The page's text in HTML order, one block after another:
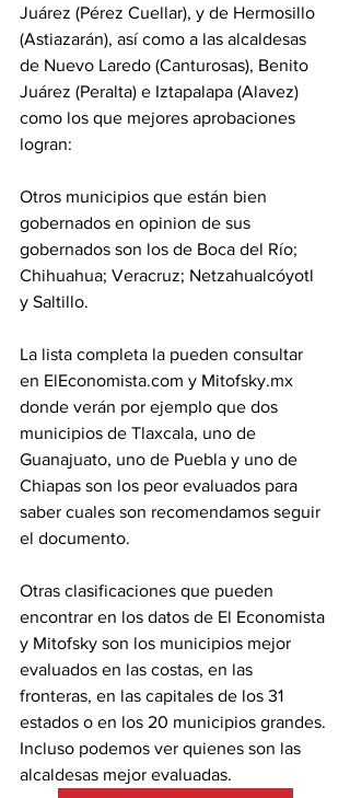
Juárez (Pérez Cuellar), y de Hermosillo
(Astiazarán), así como a las alcaldesas
de Nuevo Laredo (Canturosas), Benito
Juárez (Peralta) e Iztapalapa (Alavez)
como los que mejores aprobaciones
logran:
Otros municipios que están bien
gobernados en opinion de sus
gobernados son los de Boca del Río;
Chihuahua; Veracruz; Netzahualcóyotl
y Saltillo.
La lista completa la pueden consultar
en ElEconomista.com y Mitofsky.mx
donde verán por ejemplo que dos
municipios de Tlaxcala, uno de
Guanajuato, uno de Puebla y uno de
Chiapas son los peor evaluados para
saber cuales son recomendamos seguir
el documento.
Otras clasificaciones que pueden
encontrar en los datos de El Economista
y Mitofsky son los municipios mejor
evaluados en las costas, en las
fronteras, en las capitales de los 31
estados o en los 20 municipios grandes.
Incluso podemos ver quienes son las
alcaldesas mejor evaluadas.